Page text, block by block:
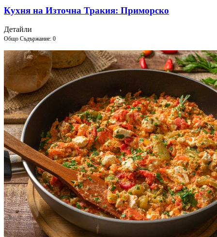
Кухня на Източна Тракия: Приморско
Детайли
Общо Съдържание: 0